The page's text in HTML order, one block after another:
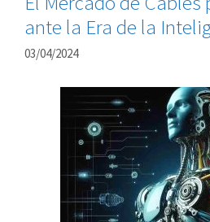
ante la Era de la
03/04/2024